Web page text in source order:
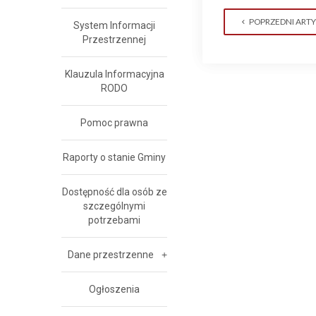
POPRZEDNI
System Informacji
Przestrzennej
Klauzula Informacyjna
RODO
Pomoc prawna
Raporty o stanie Gminy
Dostępność dla osób ze
szczególnymi
potrzebami
Dane przestrzenne
Ogłoszenia